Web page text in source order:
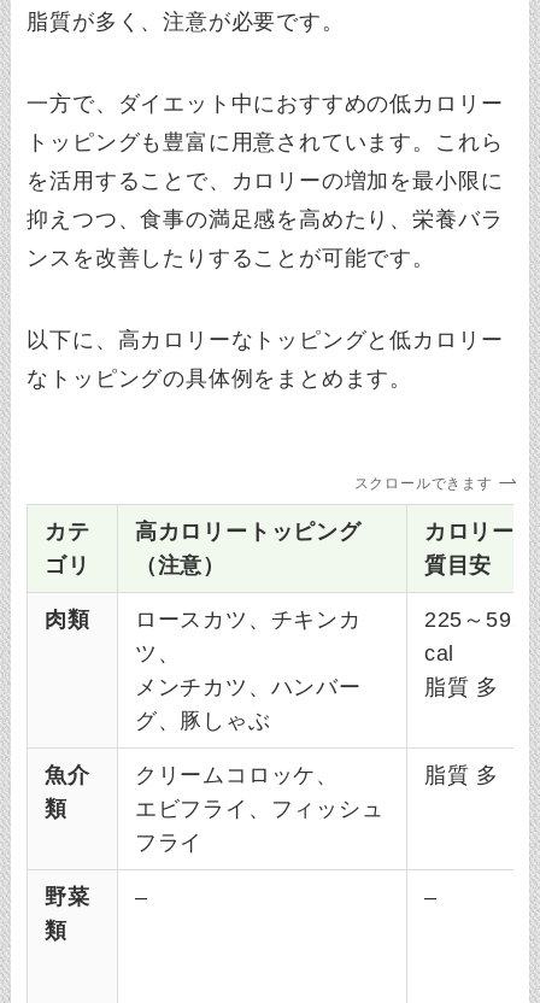
脂質が多く、注意が必要です。
一方で、ダイエット中におすすめの低カロリー
トッピングも豊富に用意されています。これら
を活用することで、カロリーの増加を最小限に
抑えつつ、食事の満足感を高めたり、栄養バラ
ンスを改善したりすることが可能です。
以下に、高カロリーなトッピングと低カロリー
なトッピングの具体例をまとめます。
スクロールできます
カテ
ゴリ
高カロリートッピング
（注意）
カロリー/
質目安
肉類
ロースカツ、チキンカ
ツ、
メンチカツ、ハンバー
グ、豚しゃぶ
225～592
cal
脂質 多
魚介
類
クリームコロッケ、
エビフライ、フィッシュ
フライ
脂質 多
野菜
類
– –